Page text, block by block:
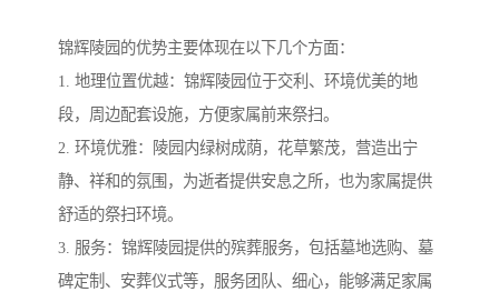
锦辉陵园的优势主要体现在以下几个方面：
1. 地理位置优越：锦辉陵园位于交利、环境优美的地
段，周边配套设施，方便家属前来祭扫。
2. 环境优雅：陵园内绿树成荫，花草繁茂，营造出宁
静、祥和的氛围，为逝者提供安息之所，也为家属提供
舒适的祭扫环境。
3. 服务：锦辉陵园提供的殡葬服务，包括墓地选购、墓
碑定制、安葬仪式等，服务团队、细心，能够满足家属